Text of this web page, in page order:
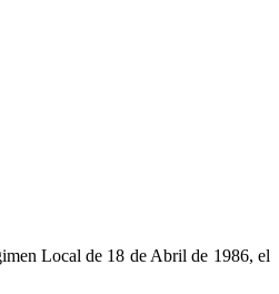
Local de 18 de Abril de 1986, el